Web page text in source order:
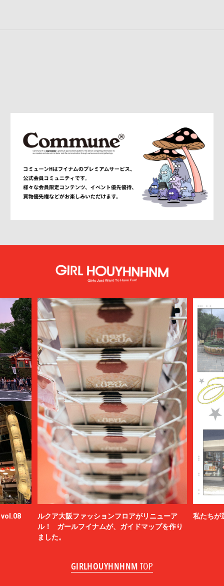
vol.08
ルクア大阪ファッションフロアがリニューア
ル！ ガールフイナムが、ガイドマップを作り
ました。
私たちが
GIRLHOUYHNHNM TOP